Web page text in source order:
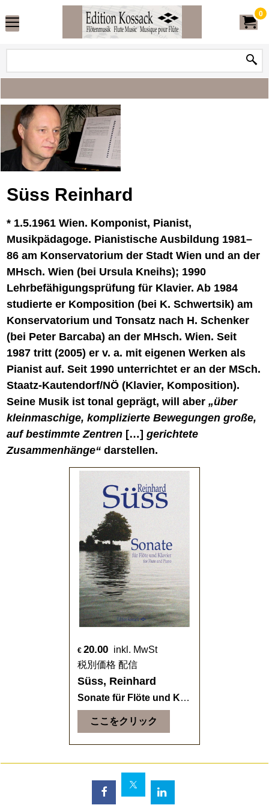
0
Süss Reinhard
* 1.5.1961 Wien. Komponist, Pianist,
Musikpädagoge. Pianistische Ausbildung 1981–
86 am Konservatorium der Stadt Wien und an der
MHsch. Wien (bei Ursula Kneihs); 1990
Lehrbefähigungsprüfung für Klavier. Ab 1984
studierte er Komposition (bei K. Schwertsik) am
Konservatorium und Tonsatz nach H. Schenker
(bei Peter Barcaba) an der MHsch. Wien. Seit
1987 tritt (2005) er v. a. mit eigenen Werken als
Pianist auf. Seit 1990 unterrichtet er an der MSch.
Staatz-Kautendorf/NÖ (Klavier, Komposition).
Seine Musik ist tonal geprägt, will aber „über
kleinmaschige, komplizierte Bewegungen große,
auf bestimmte Zentren […] gerichtete
Zusammenhänge“ darstellen.
€ 20.00
inkl. MwSt
税別価格 配信
Süss, Reinhard
Sonate für Flöte und Klavier
ここをクリック